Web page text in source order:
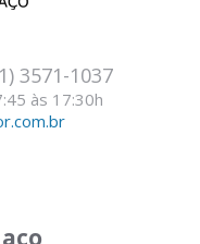
3571-1037
às 17:30h